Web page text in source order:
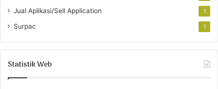
Jual Aplikasi/Sell Application 1
Surpac 1
Statistik Web